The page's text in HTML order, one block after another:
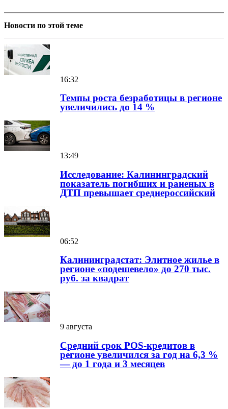
Новости по этой теме
16:32
Темпы роста безработицы в регионе
увеличились до 14 %
13:49
Исследование: Калининградский
показатель погибших и раненых в
ДТП превышает среднероссийский
06:52
Калининградстат: Элитное жилье в
регионе «подешевело» до 270 тыс.
руб. за квадрат
9 августа
Средний срок POS-кредитов в
регионе увеличился за год на 6,3 %
— до 1 года и 3 месяцев